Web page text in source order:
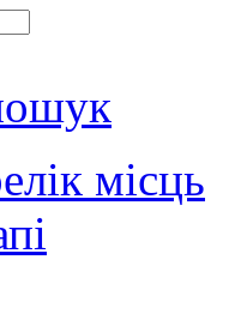
місць